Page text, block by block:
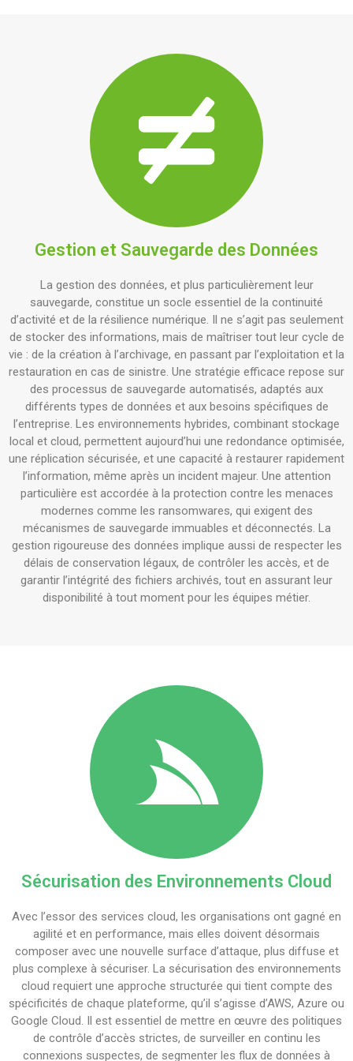
Gestion et Sauvegarde des Données
La gestion des données, et plus particulièrement leur
sauvegarde, constitue un socle essentiel de la continuité
d’activité et de la résilience numérique. Il ne s’agit pas seulement
de stocker des informations, mais de maîtriser tout leur cycle de
vie : de la création à l’archivage, en passant par l’exploitation et la
restauration en cas de sinistre. Une stratégie efficace repose sur
des processus de sauvegarde automatisés, adaptés aux
différents types de données et aux besoins spécifiques de
l’entreprise. Les environnements hybrides, combinant stockage
local et cloud, permettent aujourd’hui une redondance optimisée,
une réplication sécurisée, et une capacité à restaurer rapidement
l’information, même après un incident majeur. Une attention
particulière est accordée à la protection contre les menaces
modernes comme les ransomwares, qui exigent des
mécanismes de sauvegarde immuables et déconnectés. La
gestion rigoureuse des données implique aussi de respecter les
délais de conservation légaux, de contrôler les accès, et de
garantir l’intégrité des fichiers archivés, tout en assurant leur
disponibilité à tout moment pour les équipes métier.
Sécurisation des Environnements Cloud
Avec l’essor des services cloud, les organisations ont gagné en
agilité et en performance, mais elles doivent désormais
composer avec une nouvelle surface d’attaque, plus diffuse et
plus complexe à sécuriser. La sécurisation des environnements
cloud requiert une approche structurée qui tient compte des
spécificités de chaque plateforme, qu’il s’agisse d’AWS, Azure ou
Google Cloud. Il est essentiel de mettre en œuvre des politiques
de contrôle d’accès strictes, de surveiller en continu les
connexions suspectes, de segmenter les flux de données à